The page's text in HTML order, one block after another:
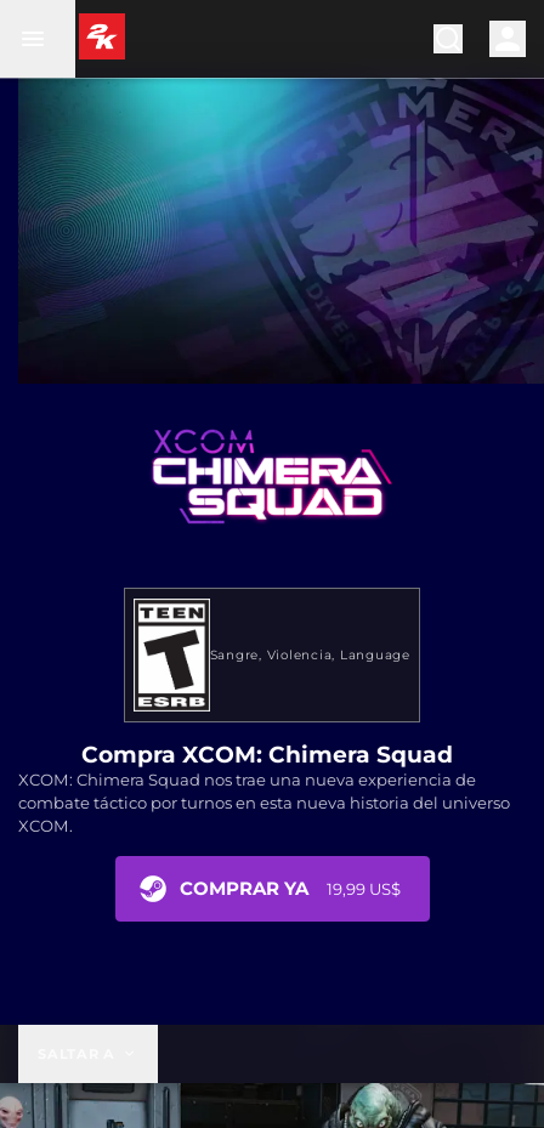
Sangre Violencia Language
Compra XCOM: Chimera Squad
XCOM: Chimera Squad nos trae una nueva experiencia de
combate táctico por turnos en esta nueva historia del universo
XCOM.
COMPRAR YA 19,99 US$